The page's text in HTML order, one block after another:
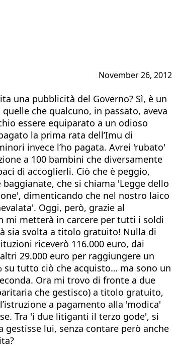
November 26, 2012
una pubblicità del Governo? Sì, è un
che qualcuno, in passato, aveva
essere equiparato a un odioso
la prima rata dell’Imu di
invece l’ho pagata. Avrei 'rubato'
a 100 bambini che diversamente
di accoglierli. Ciò che è peggio,
che si chiama 'Legge dello
dimenticando che nel nostro laico
Oggi, però, grazie al
mi metterà in carcere per tutti i soldi
sia svolta a titolo gratuito! Nulla di
riceverò 116.000 euro, dai
29.000 euro per raggiungere un
su tutto ciò che acquisto… ma sono un
Ora mi trovo di fronte a due
che gestisco) a titolo gratuito,
a pagamento alla 'modica'
Tra 'i due litiganti il terzo gode', si
gestisse lui, senza contare però anche